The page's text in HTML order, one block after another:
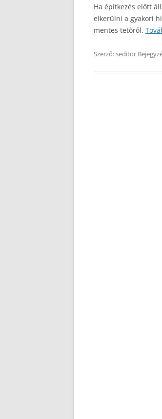
Ha építkezés előtt
elkerülni a gyakori
mentes tetőről.
Szerző:seditor